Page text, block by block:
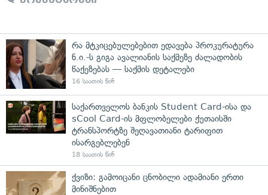
რა მტკიცებულებებით ედავება პროკურატურა
ნ.ი.-ს გიგა ავალიანის საქმეზე ძალადობის
წაქეზებას — საქმის დეტალები
16 საათის წინ
საქართველოს ბანკის Student Card-ისა და
sCool Card-ის მფლობელები ქუთაისში
ტრანსპორტზე შეღავათიანი ტარიფით
ისარგებლებენ
18 საათის წინ
ქვიზი: გამოიცანი ცნობილი ადამიანი ერთი
მინიშნებით